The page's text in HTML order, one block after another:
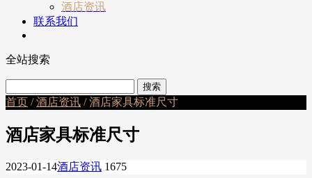
酒店资讯
联系我们
全站搜索
首页 /酒店资讯 / 酒店家具标准尺寸
酒店家具标准尺寸
2023-01-14酒店资讯 1675